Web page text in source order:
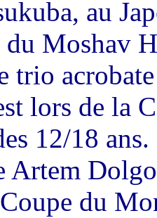
au
du Moshav
trio
lors de la
12/18 ans.
Artem
du